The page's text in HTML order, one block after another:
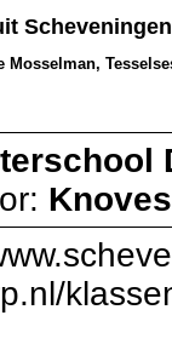
Scheveningen
Mosselman,
Knoves